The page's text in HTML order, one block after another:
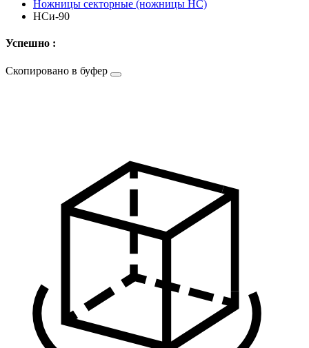
Ножницы секторные (ножницы НС)
НСи-90
Успешно :
Скопировано в буфер